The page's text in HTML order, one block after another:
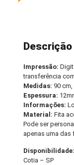
Impressão:
transferência
Medidas: 90 cm,
Espessura:
Informações:
Material: Fita
Pode ser
apenas uma das
Cotia – SP